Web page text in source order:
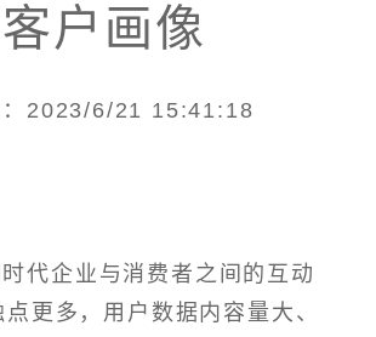
客户画像
：2023/6/21 15:41:18
代企业与消费者之间的互动
更多，用户数据内容量大、